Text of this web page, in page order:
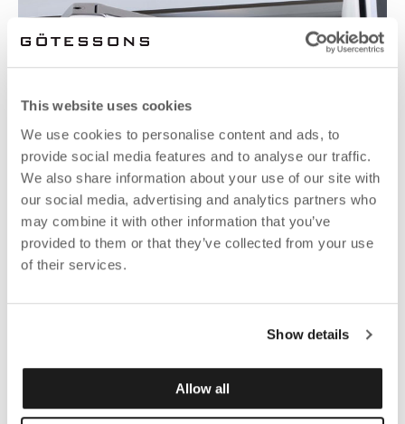
This website uses cookies
We use cookies to personalise content and ads, to
provide social media features and to analyse our traffic.
We also share information about your use of our site with
our social media, advertising and analytics partners who
may combine it with other information that you’ve
provided to them or that they’ve collected from your use
of their services.
Show details
Allow all